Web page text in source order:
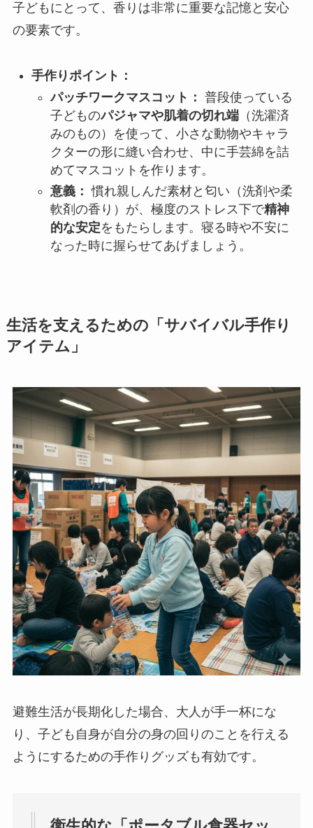
子どもにとって、香りは非常に重要な記憶と安心
の要素です。
手作りポイント：
パッチワークマスコット： 普段使っている
子どものパジャマや肌着の切れ端（洗濯済
みのもの）を使って、小さな動物やキャラ
クターの形に縫い合わせ、中に手芸綿を詰
めてマスコットを作ります。
意義： 慣れ親しんだ素材と匂い（洗剤や柔
軟剤の香り）が、極度のストレス下で精神
的な安定をもたらします。寝る時や不安に
なった時に握らせてあげましょう。
生活を支えるための「サバイバル手作り
アイテム」
避難生活が長期化した場合、大人が手一杯にな
り、子ども自身が自分の身の回りのことを行える
ようにするための手作りグッズも有効です。